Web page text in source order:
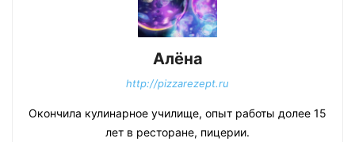
Алёна
http://pizzarezept.ru
Окончила кулинарное училище, опыт работы долее 15
лет в ресторане, пицерии.